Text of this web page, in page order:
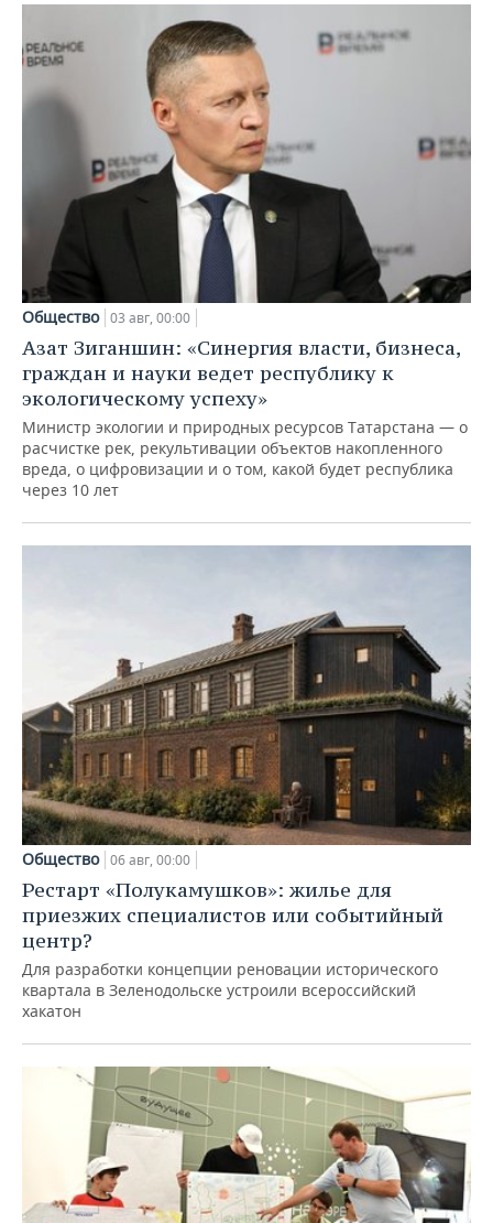
Общество 03 авг, 00:00
Азат Зиганшин: «Синергия власти, бизнеса,
граждан и науки ведет республику к
экологическому успеху»
Министр экологии и природных ресурсов Татарстана — о
расчистке рек, рекультивации объектов накопленного
вреда, о цифровизации и о том, какой будет республика
через 10 лет
Общество 06 авг, 00:00
Рестарт «Полукамушков»: жилье для
приезжих специалистов или событийный
центр?
Для разработки концепции реновации исторического
квартала в Зеленодольске устроили всероссийский
хакатон